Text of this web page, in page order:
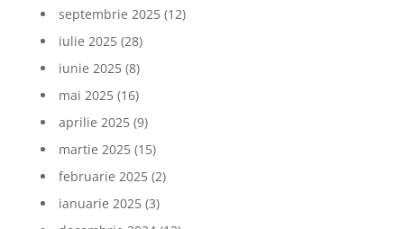
septembrie 2025(12)
iulie 2025(28)
iunie 2025(8)
mai 2025(16)
aprilie 2025(9)
martie 2025(15)
februarie 2025(2)
ianuarie 2025(3)